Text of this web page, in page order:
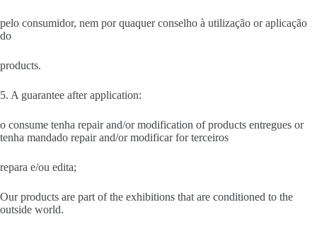
pelo consumidor, nem por quaquer conselho à utilização or aplicação
do
products.
5. A guarantee after application:
o consume tenha repair and/or modification of products entregues or
tenha mandado repair and/or modificar for terceiros
repara e/ou edita;
Our products are part of the exhibitions that are conditioned to the
outside world.